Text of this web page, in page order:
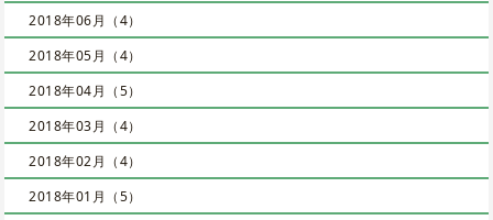
2018年06月（4）
2018年05月（4）
2018年04月（5）
2018年03月（4）
2018年02月（4）
2018年01月（5）